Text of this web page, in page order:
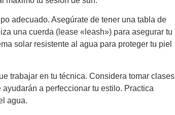
adecuado. Asegúrate de tener una tabla de
una cuerda (lease «leash») para asegurar tu
solar resistente al agua para proteger tu piel
trabajar en tu técnica. Considera tomar clases
a perfeccionar tu estilo. Practica
agua.